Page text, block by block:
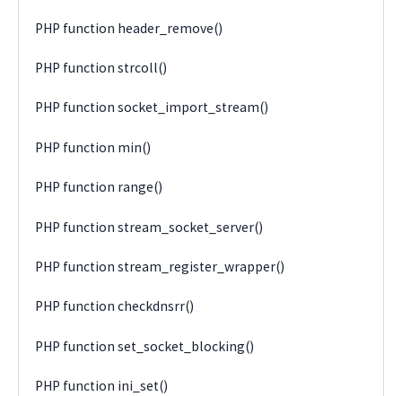
PHP function header_remove()
PHP function strcoll()
PHP function socket_import_stream()
PHP function min()
PHP function range()
PHP function stream_socket_server()
PHP function stream_register_wrapper()
PHP function checkdnsrr()
PHP function set_socket_blocking()
PHP function ini_set()